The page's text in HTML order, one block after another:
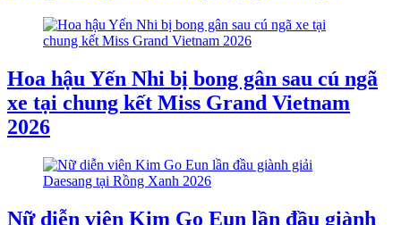
Hoa hậu Yến Nhi bị bong gân sau cú ngã
xe tại chung kết Miss Grand Vietnam
2026
Nữ diễn viên Kim Go Eun lần đầu giành